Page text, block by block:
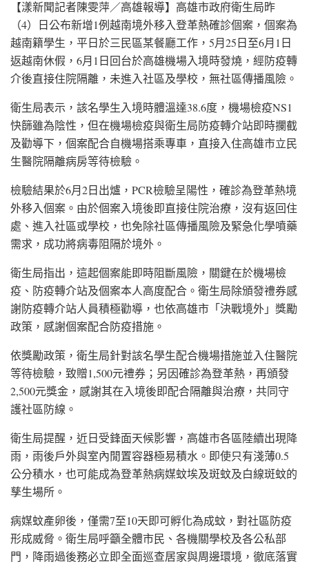
【漾新聞記者陳雯萍／高雄報導】高雄市政府衛生局昨
（4）日公布新增1例越南境外移入登革熱確診個案，個案為
越南籍學生，平日於三民區某餐廳工作，5月25日至6月1日
返越南休假，6月1日回台於高雄機場入境時發燒，經防疫轉
介後直接住院隔離，未進入社區及學校，無社區傳播風險。
衛生局表示，該名學生入境時體溫達38.6度，機場檢疫NS1
快篩雖為陰性，但在機場檢疫與衛生局防疫轉介站即時攔截
及勸導下，個案配合自機場搭乘專車，直接入住高雄市立民
生醫院隔離病房等待檢驗。
檢驗結果於6月2日出爐，PCR檢驗呈陽性，確診為登革熱境
外移入個案。由於個案入境後即直接住院治療，沒有返回住
處、進入社區或學校，也免除社區傳播風險及緊急化學噴藥
需求，成功將病毒阻隔於境外。
衛生局指出，這起個案能即時阻斷風險，關鍵在於機場檢
疫、防疫轉介站及個案本人高度配合。衛生局除頒發禮券感
謝防疫轉介站人員積極勸導，也依高雄市「決戰境外」獎勵
政策，感謝個案配合防疫措施。
依獎勵政策，衛生局針對該名學生配合機場措施並入住醫院
等待檢驗，致贈1,500元禮券；另因確診為登革熱，再頒發
2,500元獎金，感謝其在入境後即配合隔離與治療，共同守
護社區防線。
衛生局提醒，近日受鋒面天候影響，高雄市各區陸續出現降
雨，雨後戶外與室內閒置容器極易積水。即使只有淺薄0.5
公分積水，也可能成為登革熱病媒蚊埃及斑蚊及白線斑蚊的
孳生場所。
病媒蚊產卵後，僅需7至10天即可孵化為成蚊，對社區防疫
形成威脅。衛生局呼籲全體市民、各機關學校及各公私部
門，降雨過後務必立即全面巡查居家與周邊環境，徹底落實